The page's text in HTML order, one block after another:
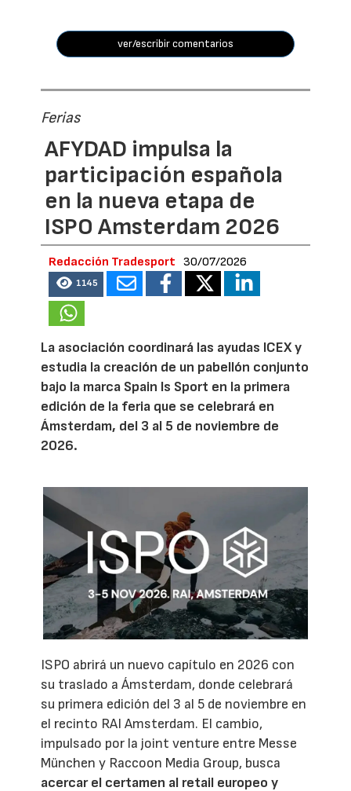
ver/escribir comentarios
Ferias
AFYDAD impulsa la
participación española
en la nueva etapa de
ISPO Amsterdam 2026
Redacción Tradesport 30/07/2026
1145
La asociación coordinará las ayudas ICEX y
estudia la creación de un pabellón conjunto
bajo la marca Spain Is Sport en la primera
edición de la feria que se celebrará en
Ámsterdam, del 3 al 5 de noviembre de
2026.
ISPO abrirá un nuevo capítulo en 2026 con
su traslado a Ámsterdam, donde celebrará
su primera edición del 3 al 5 de noviembre en
el recinto RAI Amsterdam. El cambio,
impulsado por la joint venture entre Messe
München y Raccoon Media Group, busca
acercar el certamen al retail europeo y